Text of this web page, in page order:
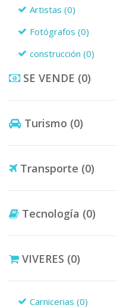
Artistas
(0)
Fotógrafos
(0)
construcción
(0)
SE VENDE (0)
Turismo (0)
Transporte (0)
Tecnología (0)
VIVERES (0)
Carnicerias
(0)